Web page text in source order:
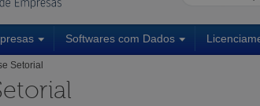
Softwares com Dados
Setorial